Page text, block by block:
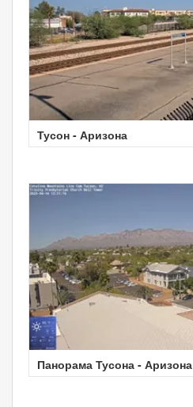
Тусон - Аризона
Панорама Тусона - Аризона